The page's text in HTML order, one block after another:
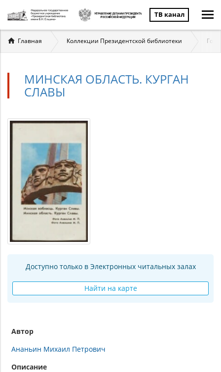
ТВ канал
Вы
здесь
Главная Коллекции Президентской библиотеки
МИНСКАЯ ОБЛАСТЬ. КУРГАН
СЛАВЫ
Доступно только в Электронных читальных залах
Найти на карте
Автор
Ананьин Михаил Петрович
Описание